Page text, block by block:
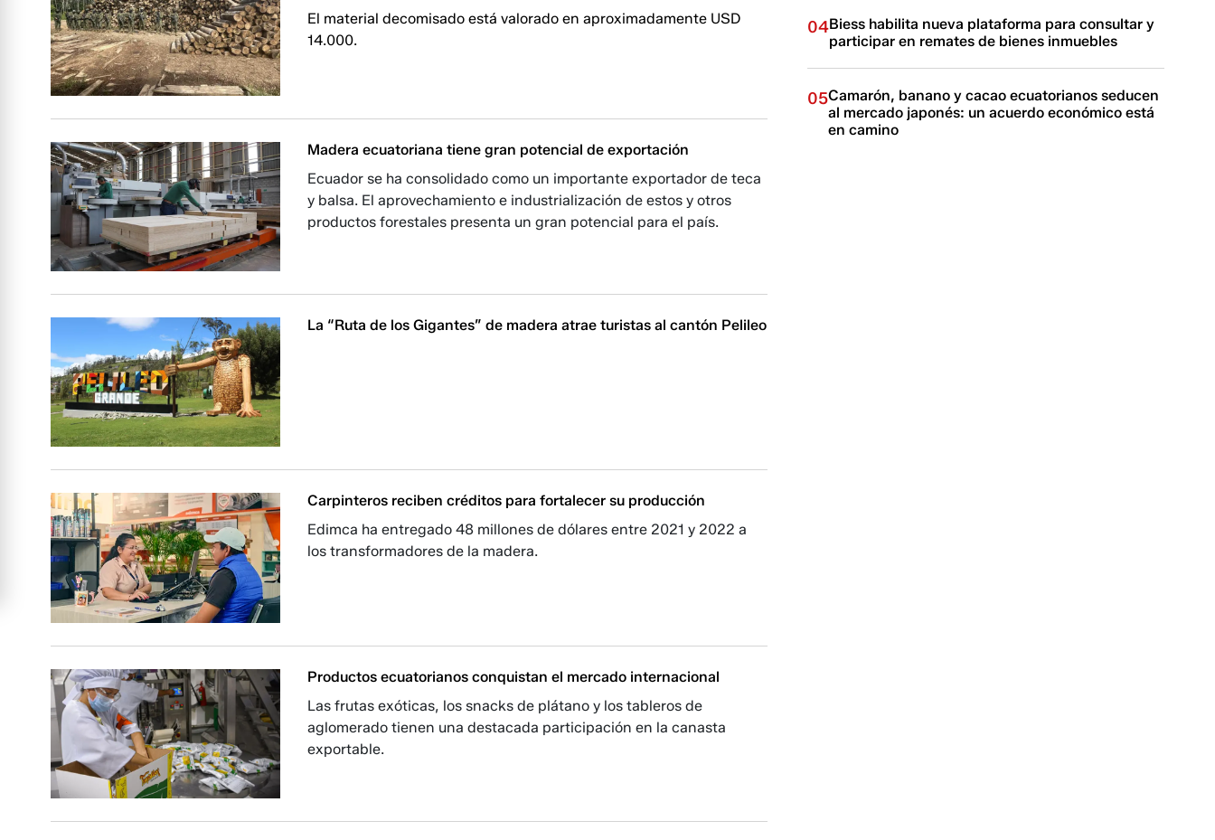
El material decomisado está valorado en aproximadamente USD
14.000.
Madera ecuatoriana tiene gran potencial de exportación
Ecuador se ha consolidado como un importante exportador de teca
y balsa. El aprovechamiento e industrialización de estos y otros
productos forestales presenta un gran potencial para el país.
La “Ruta de los Gigantes” de madera atrae turistas al cantón Pelileo
Carpinteros reciben créditos para fortalecer su producción
Edimca ha entregado 48 millones de dólares entre 2021 y 2022 a
los transformadores de la madera.
Productos ecuatorianos conquistan el mercado internacional
Las frutas exóticas, los snacks de plátano y los tableros de
aglomerado tienen una destacada participación en la canasta
exportable.
04Biess habilita nueva plataforma para consultar y
participar en remates de bienes inmuebles
05Camarón, banano y cacao ecuatorianos seducen
al mercado japonés: un acuerdo económico está
en camino